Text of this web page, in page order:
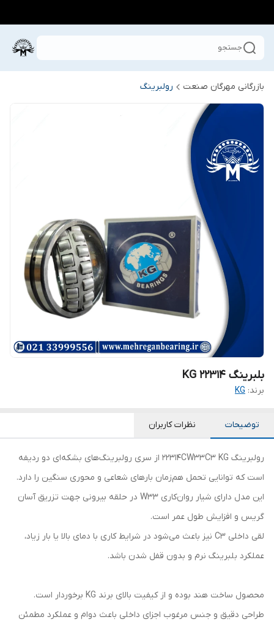
جستجو
بازرگانی مهرگان صنعت رولبرینگ
بلبرینگ KG 22314
برند: KG
توضیحات نظرات کاربران
رولبرینگ 22314CW33C3 KG از سری رولبرینگ‌های بشکه‌ای دو ردیفه
است که توانایی تحمل هم‌زمان بارهای شعاعی و محوری سنگین را دارد.
این مدل دارای شیار روان‌کاری W33 در حلقه بیرونی جهت تزریق آسان
گریس و افزایش طول عمر است.
لقی داخلی C3 نیز باعث می‌شود در شرایط کاری با دمای بالا یا بار زیاد،
عملکرد بلبرینگ نرم و بدون قفل شدن باشد.
محصول ساخت هند بوده و از کیفیت بالای برند KG برخوردار است.
طراحی دقیق و جنس مرغوب اجزای داخلی باعث دوام و عملکرد مطمئن